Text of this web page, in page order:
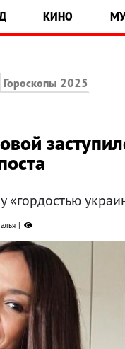
КИНО
Гороскопы 2025
«гордостью